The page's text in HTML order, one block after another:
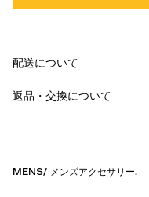
配送について
返品・交換について
MENS/ メンズアクセサリー.